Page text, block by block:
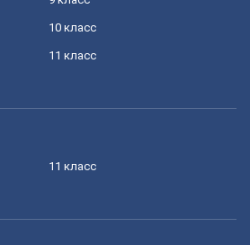
10 класс
11 класс
11 класс